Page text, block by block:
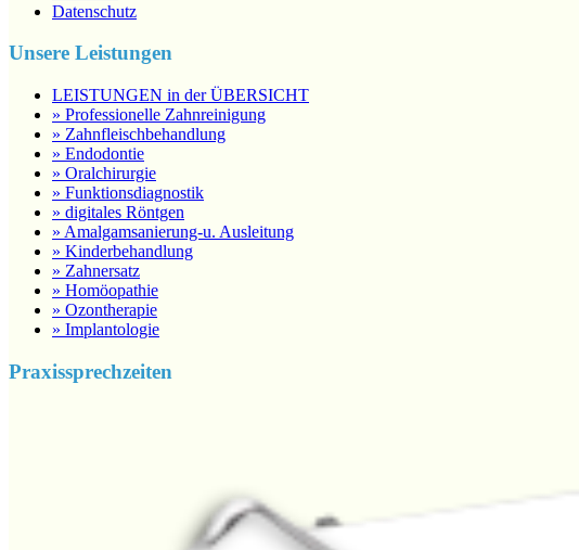
Datenschutz
Unsere Leistungen
LEISTUNGEN in der ÜBERSICHT
» Professionelle Zahnreinigung
» Zahnfleischbehandlung
» Endodontie
» Oralchirurgie
» Funktionsdiagnostik
» digitales Röntgen
» Amalgamsanierung-u. Ausleitung
» Kinderbehandlung
» Zahnersatz
» Homöopathie
» Ozontherapie
» Implantologie
Praxissprechzeiten